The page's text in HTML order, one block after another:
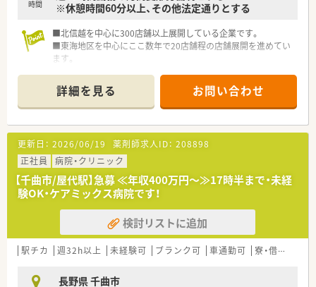
時間
※休憩時間60分以上、その他法定通りとする
■北信越を中心に300店舗以上展開している企業です。
■東海地区を中心にここ数年で20店舗程の店舗展開を進めてい
ます。
■手厚い社宅制度があり、単身者の家賃自己負担は5,000円で
す！
■有給消化率は70%と高め、プライベートも充実させられる環
境です！
詳細を見る お問い合わせ
更新日： 2026/06/19 薬剤師求人ID： 208898
正社員
病院・クリニック
【千曲市/屋代駅】急募 ≪年収400万円～≫17時半まで・未経
験OK・ケアミックス病院です！
検討リストに追加
駅チカ 週32h以上 未経験可 ブランク可 車通勤可 寮・借上社宅あり
長野県 千曲市